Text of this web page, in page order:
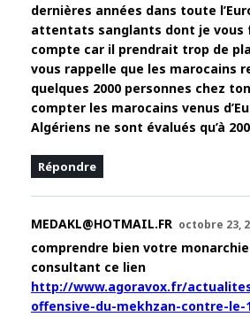
dernières années dans toute
attentats sanglants dont je vous
compte car il prendrait trop de
vous rappelle que les marocains
quelques 2000 personnes chez
compter les marocains venus
Algériens ne sont évalués qu’à
Répondre
MEDAKL@HOTMAIL.FR octobre 23,
comprendre bien votre
consultant ce lien
http://www.agoravox.fr/
offensive-du-mekhzan-contre-le-